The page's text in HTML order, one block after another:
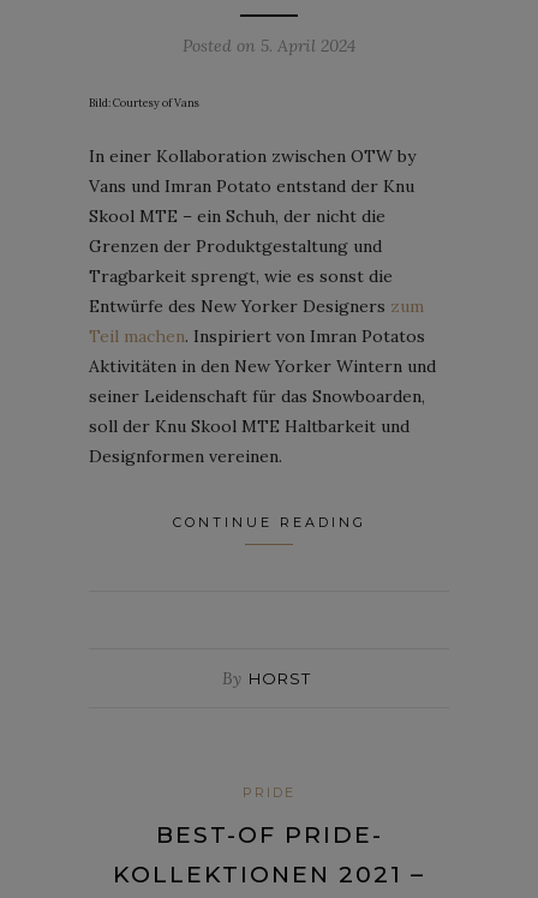
Posted on 5. April 2024
Bild: Courtesy of Vans
In einer Kollaboration zwischen OTW by
Vans und Imran Potato entstand der Knu
Skool MTE – ein Schuh, der nicht die
Grenzen der Produktgestaltung und
Tragbarkeit sprengt, wie es sonst die
Entwürfe des New Yorker Designers zum
Teil machen. Inspiriert von Imran Potatos
Aktivitäten in den New Yorker Wintern und
seiner Leidenschaft für das Snowboarden,
soll der Knu Skool MTE Haltbarkeit und
Designformen vereinen.
CONTINUE READING
By HORST
PRIDE
BEST-OF PRIDE-
KOLLEKTIONEN 2021 –